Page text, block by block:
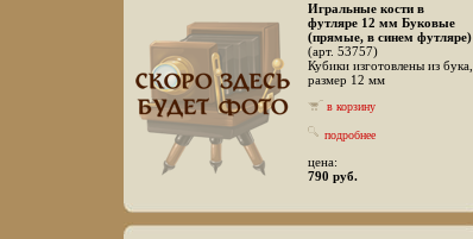
Игральные кости в
футляре 12 мм Буковые
(прямые, в синем футляре)
(арт. 53757)
Кубики изготовлены из бука,
размер 12 мм
в корзину
подробнее
цена:
790 руб.